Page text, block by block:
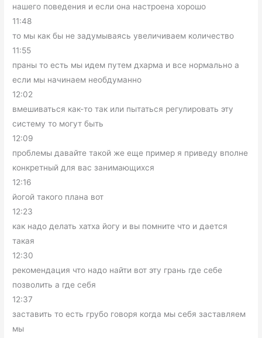
нашего поведения и если она настроена хорошо
11:48
то мы как бы не задумываясь увеличиваем количество
11:55
праны то есть мы идем путем дхарма и все нормально а
если мы начинаем необдуманно
12:02
вмешиваться как-то так или пытаться регулировать эту
систему то могут быть
12:09
проблемы давайте такой же еще пример я приведу вполне
конкретный для вас занимающихся
12:16
йогой такого плана вот
12:23
как надо делать хатха йогу и вы помните что и дается
такая
12:30
рекомендация что надо найти вот эту грань где себе
позволить а где себя
12:37
заставить то есть грубо говоря когда мы себя заставляем
мы